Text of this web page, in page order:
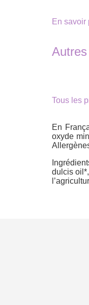
En
Tous les
En
oxyde
dulcis